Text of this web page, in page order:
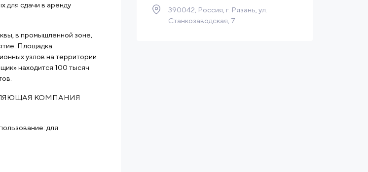
для сдачи в аренду
в промышленной зоне,
Площадка
узлов на территории
находится 100 тысяч
КОМПАНИЯ
для
390042, Россия, г. Рязань, ул.
Станкозаводская, 7